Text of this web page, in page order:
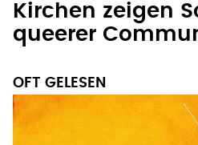
Kirchen zeigen
queerer
OFT GELESEN